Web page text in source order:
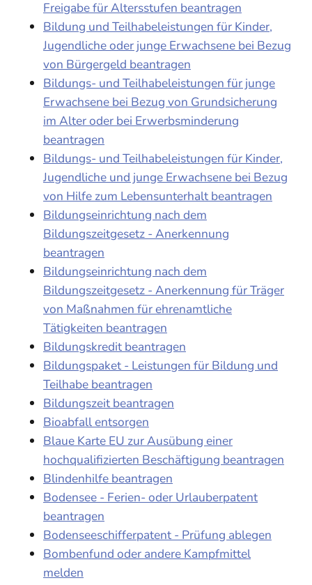
Freigabe für Altersstufen beantragen
Bildung und Teilhabeleistungen für Kinder,
Jugendliche oder junge Erwachsene bei Bezug
von Bürgergeld beantragen
Bildungs- und Teilhabeleistungen für junge
Erwachsene bei Bezug von Grundsicherung
im Alter oder bei Erwerbsminderung
beantragen
Bildungs- und Teilhabeleistungen für Kinder,
Jugendliche und junge Erwachsene bei Bezug
von Hilfe zum Lebensunterhalt beantragen
Bildungseinrichtung nach dem
Bildungszeitgesetz - Anerkennung
beantragen
Bildungseinrichtung nach dem
Bildungszeitgesetz - Anerkennung für Träger
von Maßnahmen für ehrenamtliche
Tätigkeiten beantragen
Bildungskredit beantragen
Bildungspaket - Leistungen für Bildung und
Teilhabe beantragen
Bildungszeit beantragen
Bioabfall entsorgen
Blaue Karte EU zur Ausübung einer
hochqualifizierten Beschäftigung beantragen
Blindenhilfe beantragen
Bodensee - Ferien- oder Urlauberpatent
beantragen
Bodenseeschifferpatent - Prüfung ablegen
Bombenfund oder andere Kampfmittel
melden